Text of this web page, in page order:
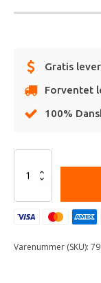
Gratis
Forventet
100%
Cleaner
Varenummer (SKU):